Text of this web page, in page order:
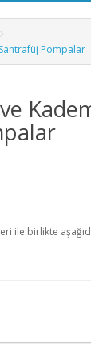
Pompalar
ile birlikte